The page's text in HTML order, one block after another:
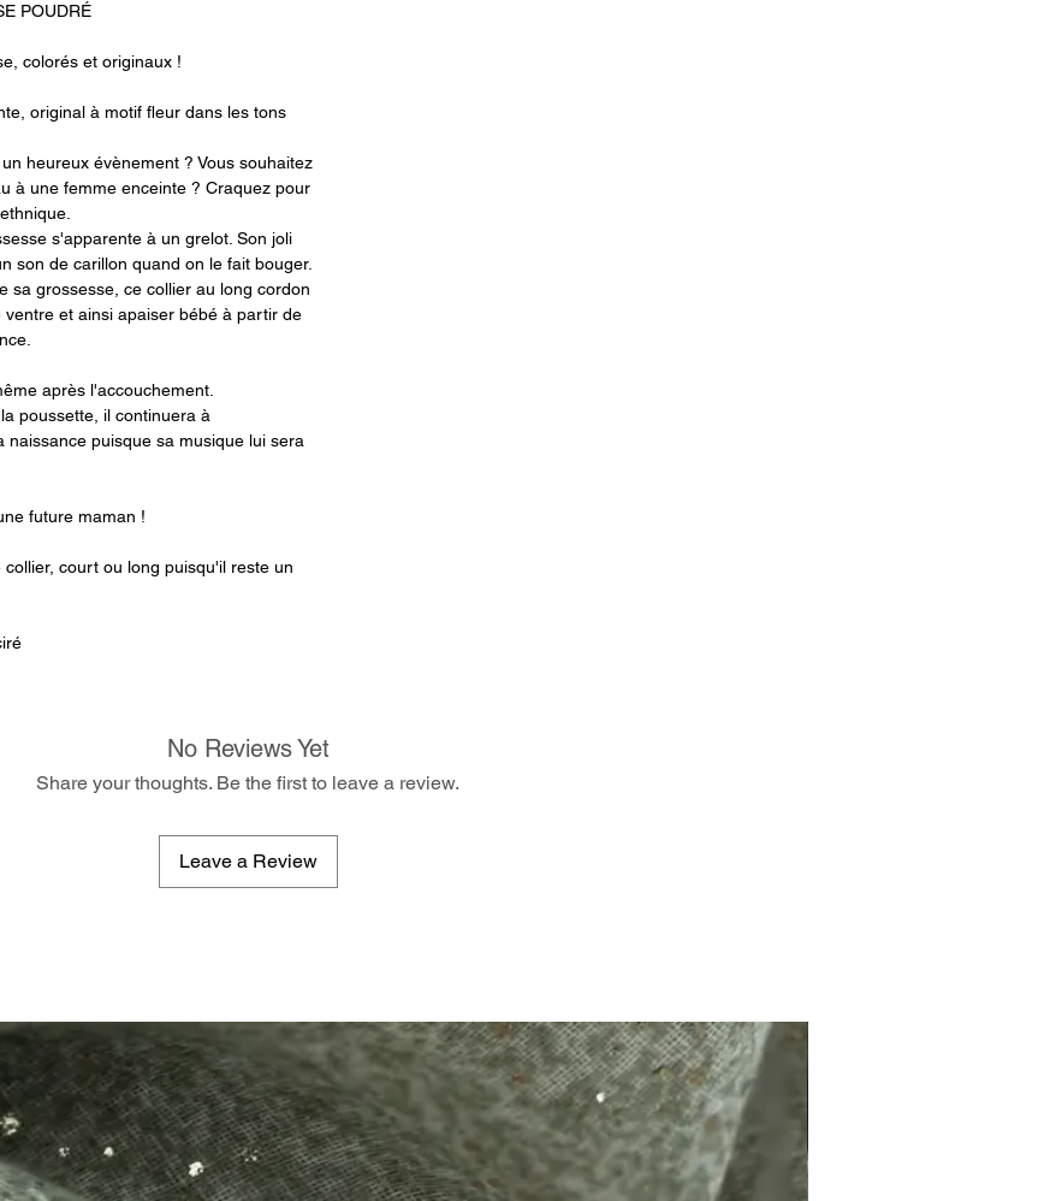
POUDRÉ
colorés et originaux !
original à motif fleur dans les tons
heureux évènement ? Vous souhaitez
à une femme enceinte ? Craquez pour
s'apparente à un grelot. Son joli
son de carillon quand on le fait bouger.
sa grossesse, ce collier au long cordon
et ainsi apaiser bébé à partir de
après l'accouchement.
poussette, il continuera à
puisque sa musique lui sera
future maman !
court ou long puisqu'il reste un
No Reviews Yet
Share your thoughts. Be the first to leave a review.
Leave a Review